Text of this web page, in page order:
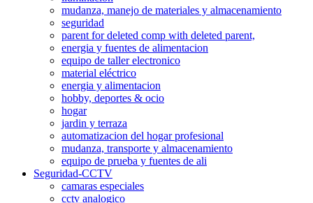
mudanza, manejo de materiales y almacenamiento
seguridad
parent for deleted comp with deleted parent,
energia y fuentes de alimentacion
equipo de taller electronico
material eléctrico
energia y alimentacion
hobby, deportes & ocio
hogar
jardin y terraza
automatizacion del hogar profesional
mudanza, transporte y almacenamiento
equipo de prueba y fuentes de ali
Seguridad-CCTV
camaras especiales
cctv analogico